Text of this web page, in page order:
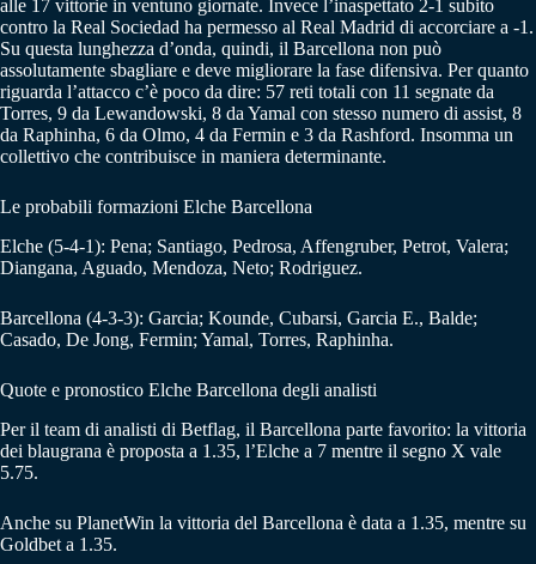
alle 17 vittorie in ventuno giornate. Invece l’inaspettato 2-1 subito
contro la Real Sociedad ha permesso al Real Madrid di accorciare a -1.
Su questa lunghezza d’onda, quindi, il Barcellona non può
assolutamente sbagliare e deve migliorare la fase difensiva. Per quanto
riguarda l’attacco c’è poco da dire: 57 reti totali con 11 segnate da
Torres, 9 da Lewandowski, 8 da Yamal con stesso numero di assist, 8
da Raphinha, 6 da Olmo, 4 da Fermin e 3 da Rashford. Insomma un
collettivo che contribuisce in maniera determinante.
Le probabili formazioni Elche Barcellona
Elche (5-4-1): Pena; Santiago, Pedrosa, Affengruber, Petrot, Valera;
Diangana, Aguado, Mendoza, Neto; Rodriguez.
Barcellona (4-3-3): Garcia; Kounde, Cubarsi, Garcia E., Balde;
Casado, De Jong, Fermin; Yamal, Torres, Raphinha.
Quote e pronostico Elche Barcellona degli analisti
Per il team di analisti di Betflag, il Barcellona parte favorito: la vittoria
dei blaugrana è proposta a 1.35, l’Elche a 7 mentre il segno X vale
5.75.
Anche su PlanetWin la vittoria del Barcellona è data a 1.35, mentre su
Goldbet a 1.35.